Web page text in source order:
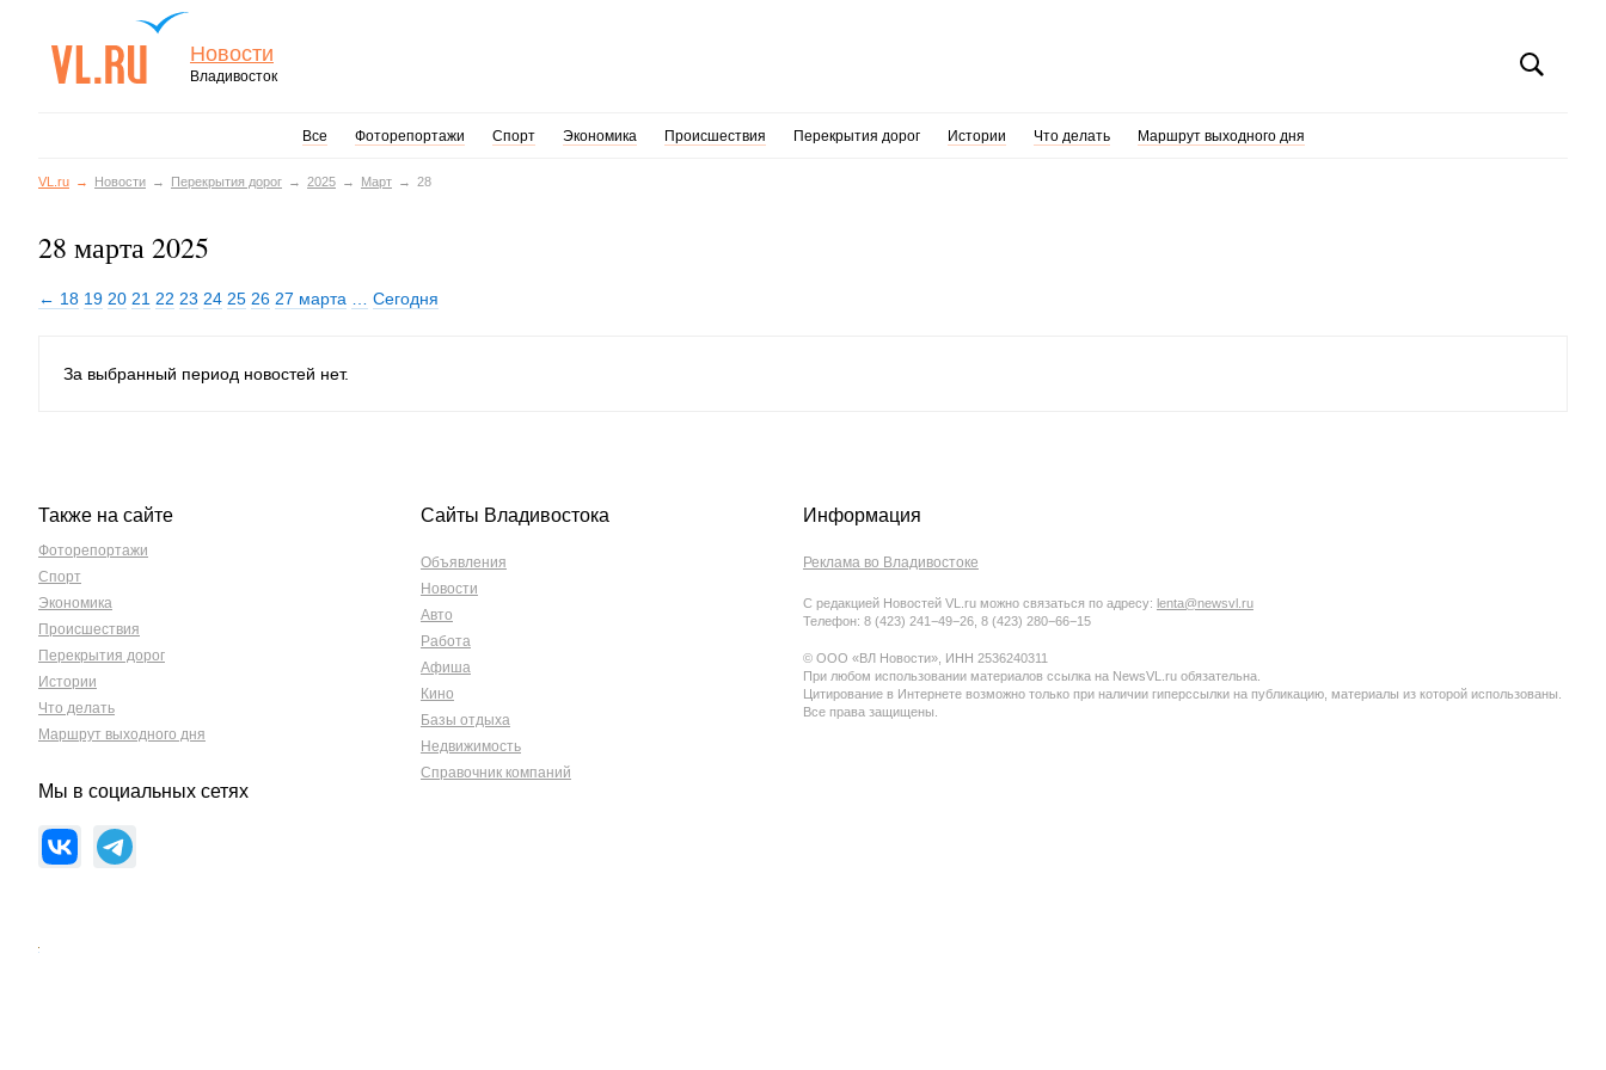
Новости
Владивосток
Все Фоторепортажи Спорт Экономика Происшествия Перекрытия дорог Истории Что делать Маршрут выходного дня
VL.ru Новости Перекрытия дорог 2025 Март 28
28 марта 2025
← 18 19 20 21 22 23 24 25 26 27 марта Сегодня
За выбранный период новостей нет.
Также на сайте
Фоторепортажи
Спорт
Экономика
Происшествия
Перекрытия дорог
Истории
Что делать
Маршрут выходного дня
Мы в социальных сетях
Сайты Владивостока
Объявления
Новости
Авто
Работа
Афиша
Кино
Базы отдыха
Недвижимость
Справочник компаний
Информация
Реклама во Владивостоке
С редакцией Новостей VL.ru можно связаться по адресу: lenta@newsvl.ru
Телефон: 8 (423) 241−49−26, 8 (423) 280−66−15
© ООО «ВЛ Новости», ИНН 2536240311
При любом использовании материалов ссылка на NewsVL.ru обязательна.
Цитирование в Интернете возможно только при наличии гиперссылки на публикацию, материалы из которой использованы.
Все права защищены.